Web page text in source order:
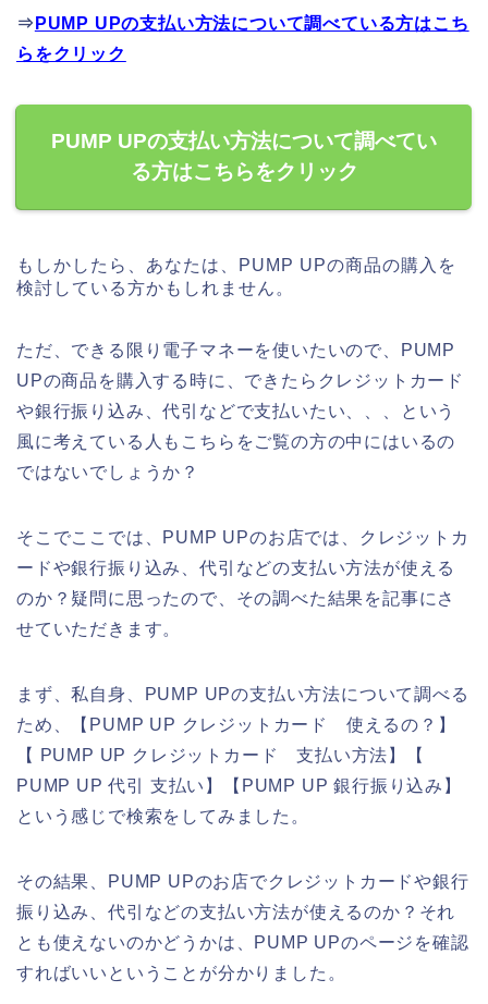
⇒ PUMP UPの支払い方法について調べている方はこち
らをクリック
PUMP UPの支払い方法について調べてい
る方はこちらをクリック
もしかしたら、あなたは、PUMP UPの商品の購入を
検討している方かもしれません。
ただ、できる限り電子マネーを使いたいので、PUMP
UPの商品を購入する時に、できたらクレジットカード
や銀行振り込み、代引などで支払いたい、、、という
風に考えている人もこちらをご覧の方の中にはいるの
ではないでしょうか？
そこでここでは、PUMP UPのお店では、クレジットカ
ードや銀行振り込み、代引などの支払い方法が使える
のか？疑問に思ったので、その調べた結果を記事にさ
せていただきます。
まず、私自身、PUMP UPの支払い方法について調べる
ため、【PUMP UP クレジットカード 使えるの？】
【 PUMP UP クレジットカード 支払い方法】【
PUMP UP 代引 支払い】【PUMP UP 銀行振り込み】
という感じで検索をしてみました。
その結果、PUMP UPのお店でクレジットカードや銀行
振り込み、代引などの支払い方法が使えるのか？それ
とも使えないのかどうかは、PUMP UPのページを確認
すればいいということが分かりました。